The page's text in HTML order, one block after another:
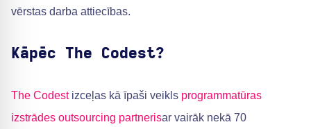
vērstas darba attiecības.
Kāpēc The Codest?
The Codestizceļas kā īpaši veikls programmatūras
izstrādes outsourcing partnerisar vairāk nekā 70